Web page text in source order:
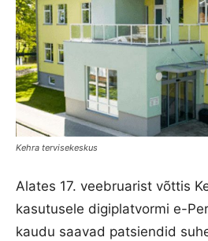
Kehra tervisekeskus
Alates 17. veebruarist võttis
kasutusele digiplatvormi e-
kaudu saavad patsiendid